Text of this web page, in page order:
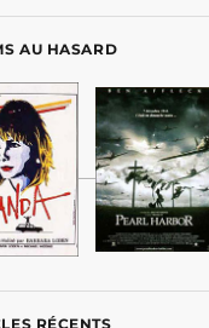
AU HASARD
RÉCENTS